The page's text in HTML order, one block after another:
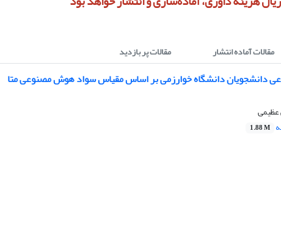
مقالات آماده انتشار مقالات پر بازدید
دانشجویان دانشگاه خوارزمی بر اساس مقیاس سواد هوش مصنوعی متا
عظیمی
1.88 M